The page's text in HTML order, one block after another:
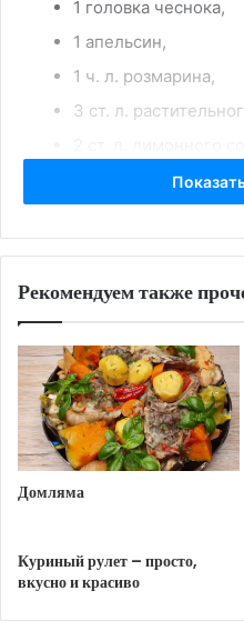
1 головка чеснока,
1 апельсин,
1 ч. л. розмарина,
3 ст. л.
3 ч. л. жидкого
Приготовление:
Гуся вымыть,
пёрышки,отрезать
Гузку и потроха
жир.Еще раз
бумажными
Проткнуть тушку
деревянной
Очищенный чеснок
Добавить розмарин,
Рекомендуем также
Домляма
Куриный рулет – просто,
вкусно и красиво